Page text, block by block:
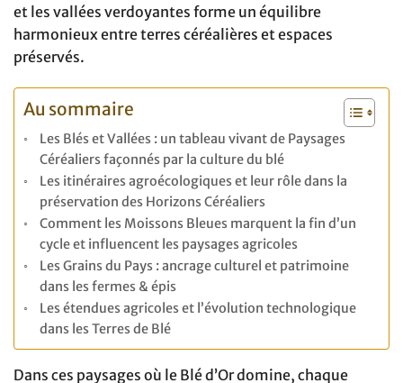
et les vallées verdoyantes forme un équilibre
harmonieux entre terres céréalières et espaces
préservés.
Au sommaire
Les Blés et Vallées : un tableau vivant de Paysages
Céréaliers façonnés par la culture du blé
Les itinéraires agroécologiques et leur rôle dans la
préservation des Horizons Céréaliers
Comment les Moissons Bleues marquent la fin d’un
cycle et influencent les paysages agricoles
Les Grains du Pays : ancrage culturel et patrimoine
dans les fermes & épis
Les étendues agricoles et l’évolution technologique
dans les Terres de Blé
Dans ces paysages où le Blé d’Or domine, chaque